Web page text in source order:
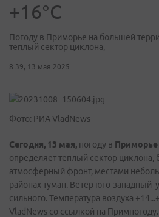
+16°C
Погоду в Приморье на большей
теплый сектор циклона,
8:39, 13 мая 2025
Фото: РИА VladNews
Сегодня, 13 мая, погоду в Приморье
определяет теплый сектор циклона,
атмосферный фронт, местами
районах туман. Ветер юго-западный
сильного. Температура воздуха
VladNews со ссылкой на Примпогоду.